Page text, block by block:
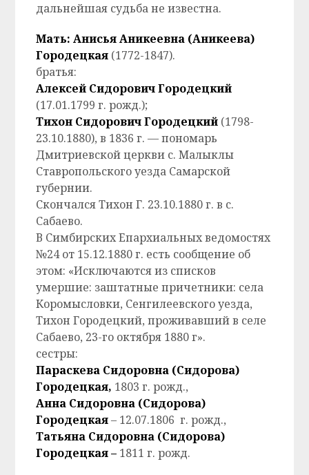
дальнейшая судьба не известна.
Мать: Анисья Аникеевна (Аникеева)
Городецкая (1772-1847).
братья:
Алексей Сидорович Городецкий
(17.01.1799 г. рожд.);
Тихон Сидорович Городецкий (1798-
23.10.1880), в 1836 г. — пономарь
Дмитриевской церкви с. Малыклы
Ставропольского уезда Самарской
губернии.
Скончался Тихон Г. 23.10.1880 г. в с.
Сабаево.
В Симбирских Епархиальных ведомостях
№24 от 15.12.1880 г. есть сообщение об
этом: «Исключаются из списков
умершие: заштатные причетники: села
Коромысловки, Сенгилеевского уезда,
Тихон Городецкий, проживавший в селе
Сабаево, 23-го октября 1880 г».
сестры:
Параскева Сидоровна (Сидорова)
Городецкая, 1803 г. рожд.,
Анна Сидоровна (Сидорова)
Городецкая– 12.07.1806 г. рожд.,
Татьяна Сидоровна (Сидорова)
Городецкая – 1811 г. рожд.